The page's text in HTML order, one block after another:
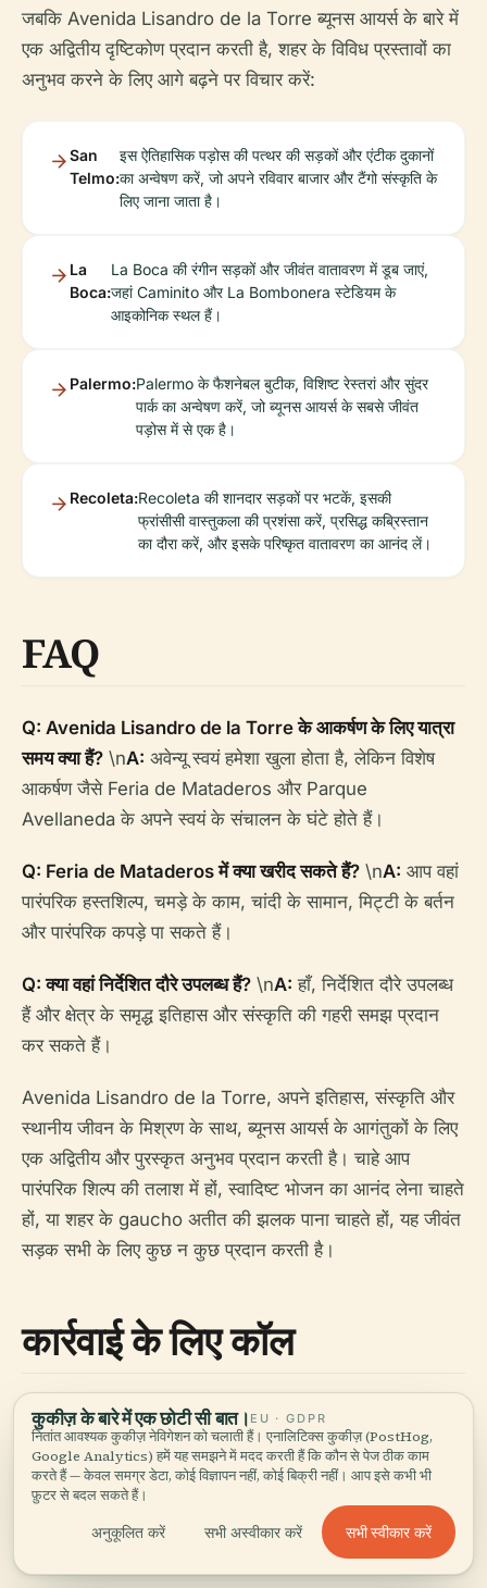
जबकि Avenida Lisandro de la Torre ब्यूनस आयर्स के बारे में
एक अद्वितीय दृष्टिकोण प्रदान करती है, शहर के विविध प्रस्तावों का
अनुभव करने के लिए आगे बढ़ने पर विचार करें:
San
Telmo:
इस ऐतिहासिक पड़ोस की पत्थर की सड़कों और एंटीक दुकानों
का अन्वेषण करें, जो अपने रविवार बाजार और टैंगो संस्कृति के
लिए जाना जाता है।
La
Boca:
La Boca की रंगीन सड़कों और जीवंत वातावरण में डूब जाएं,
जहां Caminito और La Bombonera स्टेडियम के
आइकोनिक स्थल हैं।
Palermo:Palermo के फैशनेबल बुटीक, विशिष्ट रेस्तरां और सुंदर
पार्क का अन्वेषण करें, जो ब्यूनस आयर्स के सबसे जीवंत
पड़ोस में से एक है।
Recoleta:Recoleta की शानदार सड़कों पर भटकें, इसकी
फ्रांसीसी वास्तुकला की प्रशंसा करें, प्रसिद्ध कब्रिस्तान
का दौरा करें, और इसके परिष्कृत वातावरण का आनंद लें।
FAQ
Q: Avenida Lisandro de la Torre के आकर्षण के लिए यात्रा
समय क्या हैं? \nA: अवेन्यू स्वयं हमेशा खुला होता है, लेकिन विशेष
आकर्षण जैसे Feria de Mataderos और Parque
Avellaneda के अपने स्वयं के संचालन के घंटे होते हैं।
Q: Feria de Mataderos में क्या खरीद सकते हैं? \nA: आप वहां
पारंपरिक हस्तशिल्प, चमड़े के काम, चांदी के सामान, मिट्टी के बर्तन
और पारंपरिक कपड़े पा सकते हैं।
Q: क्या वहां निर्देशित दौरे उपलब्ध हैं? \nA: हाँ, निर्देशित दौरे उपलब्ध
हैं और क्षेत्र के समृद्ध इतिहास और संस्कृति की गहरी समझ प्रदान
कर सकते हैं।
Avenida Lisandro de la Torre, अपने इतिहास, संस्कृति और
स्थानीय जीवन के मिश्रण के साथ, ब्यूनस आयर्स के आगंतुकों के लिए
एक अद्वितीय और पुरस्कृत अनुभव प्रदान करती है। चाहे आप
पारंपरिक शिल्प की तलाश में हों, स्वादिष्ट भोजन का आनंद लेना चाहते
हों, या शहर के gaucho अतीत की झलक पाना चाहते हों, यह जीवंत
सड़क सभी के लिए कुछ न कुछ प्रदान करती है।
कार्रवाई के लिए कॉल
ब्यूनस आयर्स और उसके आकर्षणों के बारे में अधिक जानकारी के लिए,
हमारे साथ सोशल मीडिया पर जुड़ें, हमारा मोबाइल ऐप डाउनलोड करें,
या अन्य संबंधित पोस्ट देखें। अपडेट रहें और इस मंत्रमुग्ध शहर की
यात्रा का अधिकतम लाभ उठाएं।
कुकीज़ के बारे में एक छोटी सी बात। EU · GDPR
नितांत आवश्यक कुकीज़ नेविगेशन को चलाती हैं। एनालिटिक्स कुकीज़ (PostHog,
Google Analytics) हमें यह समझने में मदद करती हैं कि कौन से पेज ठीक काम
करते हैं — केवल समग्र डेटा, कोई विज्ञापन नहीं, कोई बिक्री नहीं। आप इसे कभी भी
फ़ुटर से बदल सकते हैं।
अनुकूलित करें सभी अस्वीकार करें सभी स्वीकार करें